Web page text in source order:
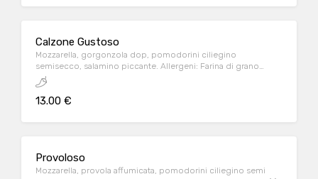
Calzone Gustoso
Mozzarella, gorgonzola dop, pomodorini ciliegino
semisecco, salamino piccante. Allergeni: Farina di grano
tenero (1), Latte (7)
13.00 €
Provoloso
Mozzarella, provola affumicata, pomodorini ciliegino semi